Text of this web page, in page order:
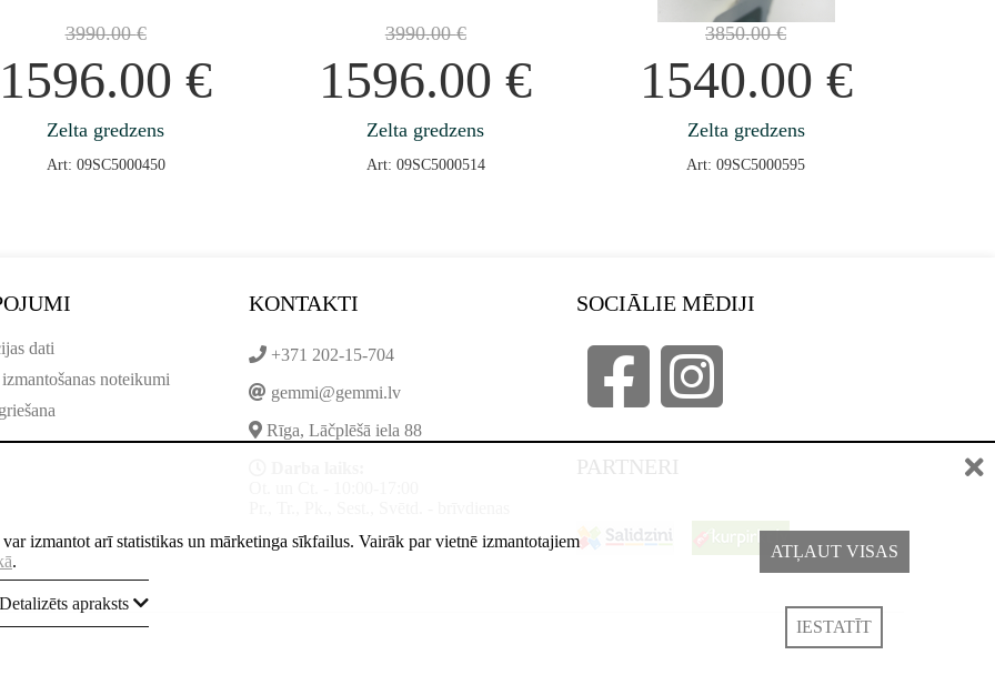
3990.00€
1596.00€
Zelta gredzens
Art: 09SC5000450
3990.00€
1596.00€
Zelta gredzens
Art: 09SC5000514
3850.00€
1540.00 €
Zelta gredzens
Art: 09SC5000595
dati
noteikumi
KONTAKTI
+371 202-15-704
gemmi@gemmi.lv
Rīga, Lāčplēšā iela 88
SOCIĀLIE MĒDIJI
PARTNERI
izmantot arī statistikas un mārketinga sīkfailus. Vairāk par vietnē izmantotajiem
.
apraksts
ATĻAUT VISAS
IESTATĪT